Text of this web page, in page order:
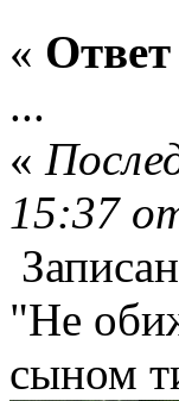
«
...
«
15:37
Записан
"Не
сыном